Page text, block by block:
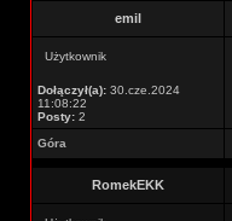
emil
Użytkownik
Dołączył(a): 30.cze.2024
11:08:22
Posty: 2
Góra
RomekEKK